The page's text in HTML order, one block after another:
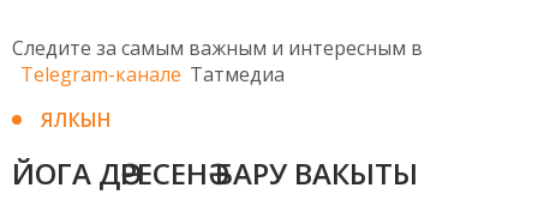
Следите за самым важным и интересным в
Telegram-канале Татмедиа
ЯЛКЫН
ЙОГА ДӘРЕСЕНӘ БАРУ ВАКЫТЫ